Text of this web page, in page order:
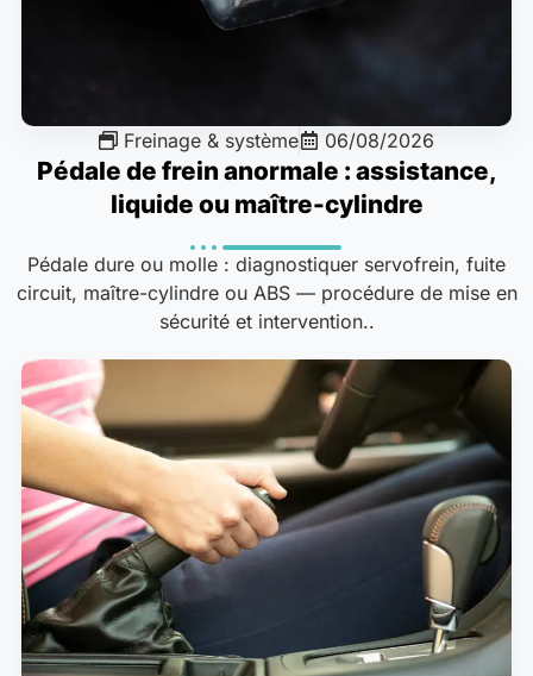
Freinage & système 06/08/2026
Pédale de frein anormale : assistance,
liquide ou maître-cylindre
Pédale dure ou molle : diagnostiquer servofrein, fuite
circuit, maître-cylindre ou ABS — procédure de mise en
sécurité et intervention..